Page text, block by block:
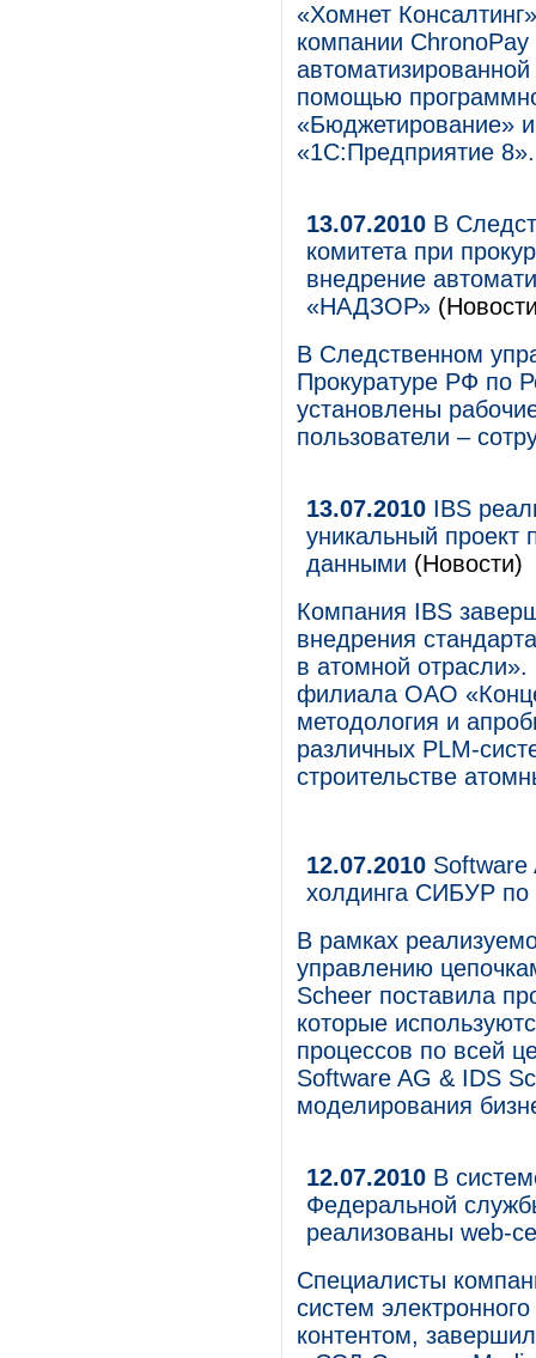
«Хомнет
компании
помощью
«Бюджетирование»
«1С:Предприятие 8».
13.07.2010 В
комитета при
внедрение
«НАДЗОР»
В Следственном
Прокуратуре РФ по
установлены
пользователи –
13.07.2010 IBS
уникальный
данными (Новости)
Компания IBS
внедрения
в атомной отрасли».
филиала ОАО
методология и
различных PLM-
строительстве
12.07.2010 Software
холдинга СИБУР по
В рамках
управлению
Scheer поставила
которые
процессов по всей
Software AG & IDS
моделирования
12.07.2010 В
Федеральной
реализованы web-
Специалисты
систем
контентом,